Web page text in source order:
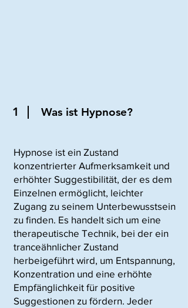
1 Was ist Hypnose?
Hypnose ist ein Zustand
konzentrierter Aufmerksamkeit und
erhöhter Suggestibilität, der es dem
Einzelnen ermöglicht, leichter
Zugang zu seinem Unterbewusstsein
zu finden. Es handelt sich um eine
therapeutische Technik, bei der ein
tranceähnlicher Zustand
herbeigeführt wird, um Entspannung,
Konzentration und eine erhöhte
Empfänglichkeit für positive
Suggestionen zu fördern. Jeder